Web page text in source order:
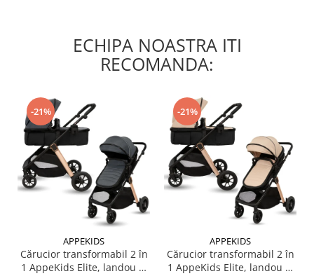
ECHIPA NOASTRA ITI
RECOMANDA:
-21%
APPEKIDS
Cărucior transformabil 2 în
1 AppeKids Elite, landou și
-21%
APPEKIDS
Cărucior transformabil 2 în
1 AppeKids Elite, landou și